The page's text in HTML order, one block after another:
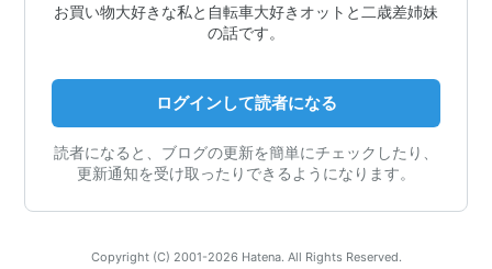
お買い物大好きな私と自転車大好きオットと二歳差姉妹
の話です。
ログインして読者になる
読者になると、ブログの更新を簡単にチェックしたり、
更新通知を受け取ったりできるようになります。
Copyright (C) 2001-2026 Hatena. All Rights Reserved.